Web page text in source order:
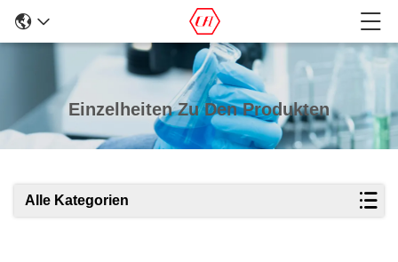
Einzelheiten Zu Den Produkten
Alle Kategorien